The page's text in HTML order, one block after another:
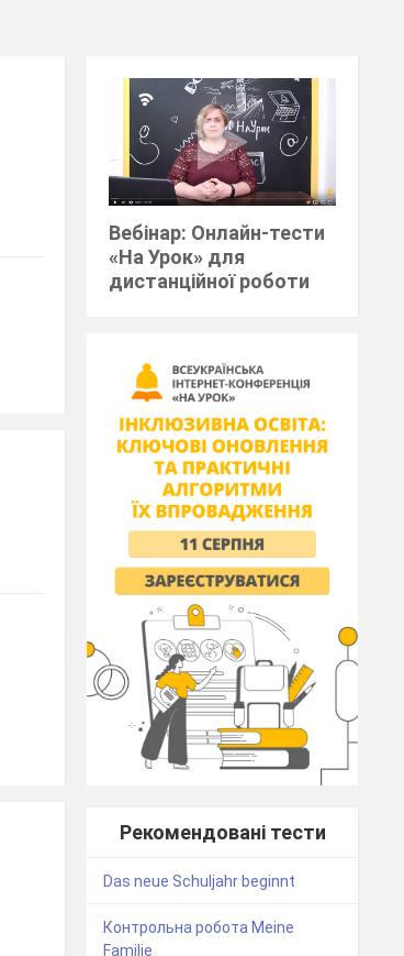
Вебінар: Онлайн-тести
«На Урок» для
дистанційної роботи
Рекомендовані тести
Das neue Schuljahr beginnt
Контрольна робота Meine
Familie